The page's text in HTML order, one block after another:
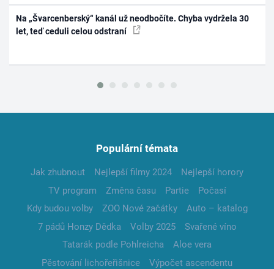
Na „Švarcenberský“ kanál už neodbočíte. Chyba vydržela 30
let, teď ceduli celou odstraní
Populární témata
Jak zhubnout Nejlepší filmy 2024
Nejlepší horory
TV program
Změna času Partie
Počasí
Kdy budou volby
ZOO Nové začátky
Auto – katalog
7 pádů Honzy Dědka
Volby 2025
Svařené víno
Tatarák podle Pohlreicha
Aloe vera
Pěstování lichořeřišnice
Výpočet ascendentu